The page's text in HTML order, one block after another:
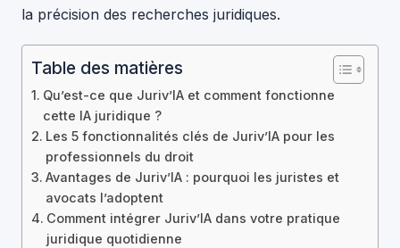
la précision des recherches juridiques.
Table des matières
Qu’est-ce que Juriv’IA et comment fonctionne
cette IA juridique ?
Les 5 fonctionnalités clés de Juriv’IA pour les
professionnels du droit
Avantages de Juriv’IA : pourquoi les juristes et
avocats l’adoptent
Comment intégrer Juriv’IA dans votre pratique
juridique quotidienne